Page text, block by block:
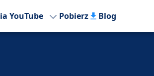
YouTube Pobierz Blog